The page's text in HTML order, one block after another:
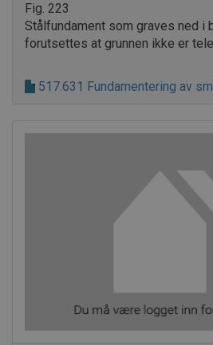
Fig. 223
Stålfundament som graves ned i
forutsettes at grunnen ikke er
517.631 Fundamentering av